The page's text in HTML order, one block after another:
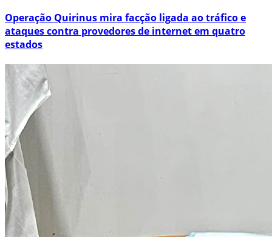
Operação Quirinus mira facção ligada ao tráfico e
ataques contra provedores de internet em quatro
estados